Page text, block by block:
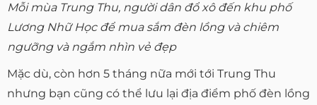
Mỗi mùa Trung Thu, người dân đổ xô đến khu phố
Lương Nhữ Học để mua sắm đèn lồng và chiêm
ngưỡng và ngắm nhìn vẻ đẹp
Mặc dù, còn hơn 5 tháng nữa mới tới Trung Thu
nhưng bạn cũng có thể lưu lại địa điểm phố đèn lồng